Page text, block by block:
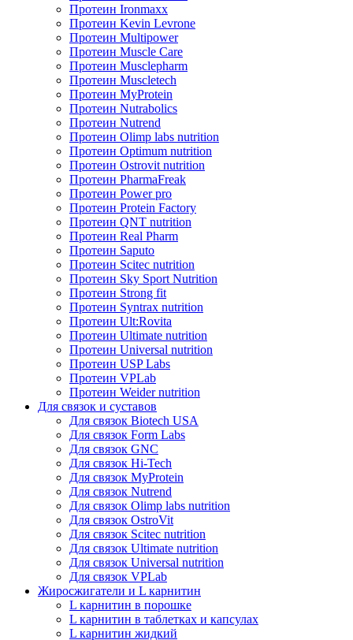
Протеин Ironmaxx
Протеин Kevin Levrone
Протеин Multipower
Протеин Muscle Care
Протеин Musclepharm
Протеин Muscletech
Протеин MyProtein
Протеин Nutrabolics
Протеин Nutrend
Протеин Olimp labs nutrition
Протеин Optimum nutrition
Протеин Ostrovit nutrition
Протеин PharmaFreak
Протеин Power pro
Протеин Protein Factory
Протеин QNT nutrition
Протеин Real Pharm
Протеин Saputo
Протеин Scitec nutrition
Протеин Sky Sport Nutrition
Протеин Strong fit
Протеин Syntrax nutrition
Протеин Ult:Rovita
Протеин Ultimate nutrition
Протеин Universal nutrition
Протеин USP Labs
Протеин VPLab
Протеин Weider nutrition
Для связок и суставов
Для связок Biotech USA
Для связок Form Labs
Для связок GNC
Для связок Hi-Tech
Для связок MyProtein
Для связок Nutrend
Для связок Olimp labs nutrition
Для связок OstroVit
Для связок Scitec nutrition
Для связок Ultimate nutrition
Для связок Universal nutrition
Для связок VPLab
Жиросжигатели и L карнитин
L карнитин в порошке
L карнитин в таблетках и капсулах
L карнитин жидкий